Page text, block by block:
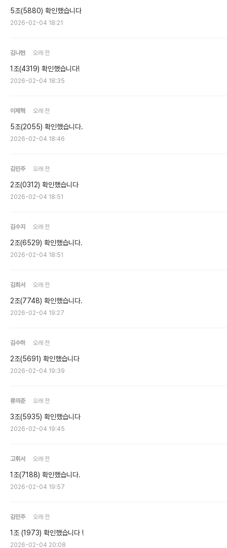
5조(5880) 확인했습니다
2026-02-04 18:21
김나현 오래 전
1조(4319) 확인했습니다!
2026-02-04 18:35
이제혁 오래 전
5조(2055) 확인했습니다.
2026-02-04 18:46
김민주 오래 전
2조(0312) 확인했습니다
2026-02-04 18:51
김수지 오래 전
2조(6529) 확인했습니다.
2026-02-04 18:51
김희서 오래 전
2조(7748) 확인했습니다.
2026-02-04 19:27
김수하 오래 전
2조(5691) 확인했습니다
2026-02-04 19:39
류의준 오래 전
3조(5935) 확인했습니다
2026-02-04 19:45
고휘서 오래 전
1조(7188) 확인했습니다.
2026-02-04 19:57
김민주 오래 전
1조 (1973) 확인했습니다 !
2026-02-04 20:08